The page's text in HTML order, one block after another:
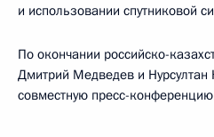
и использовании спутниковой
По окончании российско-
Дмитрий Медведев и Нурсултан
совместную пресс-